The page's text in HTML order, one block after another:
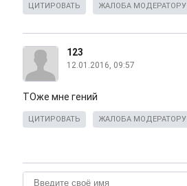
ЦИТИРОВАТЬ ЖАЛОБА МОДЕРАТОРУ
123
12.01.2016, 09:57
ТОже мне гений
ЦИТИРОВАТЬ ЖАЛОБА МОДЕРАТОРУ